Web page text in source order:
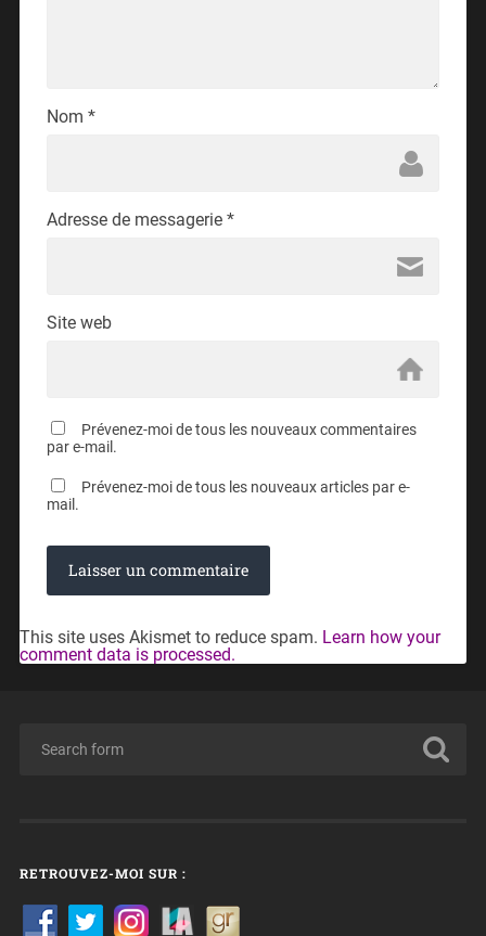
Nom *
Adresse de messagerie *
Site web
Prévenez-moi de tous les nouveaux commentaires
par e-mail.
Prévenez-moi de tous les nouveaux articles par e-
mail.
This site uses Akismet to reduce spam. Learn how your
comment data is processed.
RETROUVEZ-MOI SUR :